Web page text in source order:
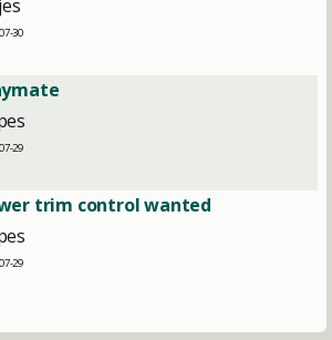
30
29
trim control wanted
29